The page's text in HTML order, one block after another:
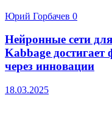
Юрий Горбачев 0
Нейронные сети
Kabbage
через инновации
18.03.2025